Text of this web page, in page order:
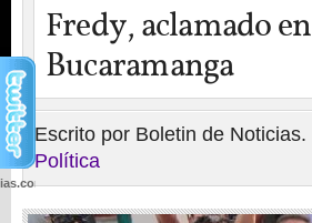
Fredy, aclamado
Bucaramanga
Escrito por Boletin de
Política
wp-